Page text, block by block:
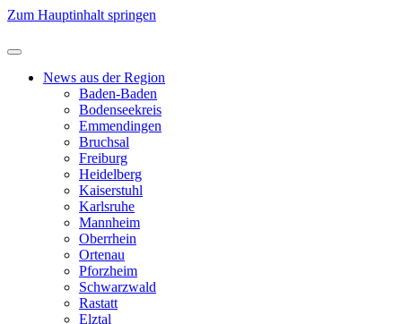
Zum Hauptinhalt springen
News aus der Region
Baden-Baden
Bodenseekreis
Emmendingen
Bruchsal
Freiburg
Heidelberg
Kaiserstuhl
Karlsruhe
Mannheim
Oberrhein
Ortenau
Pforzheim
Schwarzwald
Rastatt
Elztal